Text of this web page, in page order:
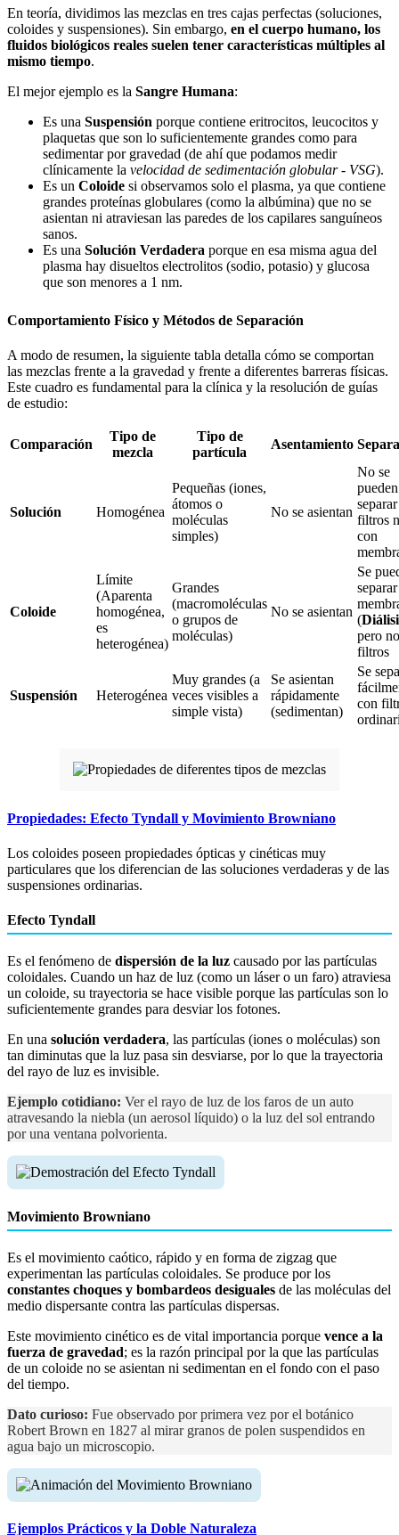
En teoría, dividimos las mezclas en tres cajas perfectas (soluciones,
coloides y suspensiones). Sin embargo, en el cuerpo humano, los
fluidos biológicos reales suelen tener características múltiples al
mismo tiempo.
El mejor ejemplo es la Sangre Humana:
Es una Suspensión porque contiene eritrocitos, leucocitos y
plaquetas que son lo suficientemente grandes como para
sedimentar por gravedad (de ahí que podamos medir
clínicamente la velocidad de sedimentación globular - VSG).
Es un Coloide si observamos solo el plasma, ya que contiene
grandes proteínas globulares (como la albúmina) que no se
asientan ni atraviesan las paredes de los capilares sanguíneos
sanos.
Es una Solución Verdadera porque en esa misma agua del
plasma hay disueltos electrolitos (sodio, potasio) y glucosa
que son menores a 1 nm.
Comportamiento Físico y Métodos de Separación
A modo de resumen, la siguiente tabla detalla cómo se comportan
las mezclas frente a la gravedad y frente a diferentes barreras físicas.
Este cuadro es fundamental para la clínica y la resolución de guías
de estudio:
Comparación
Tipo de
mezcla
Tipo de
partícula
Asentamiento
Solución Homogénea
Pequeñas (iones,
átomos o
moléculas
simples)
No se asientan
No se
pueden
filtros
con
Coloide
Límite
(Aparenta
homogénea,
es
heterogénea)
Grandes
(macromoléculas
o grupos de
moléculas)
No se asientan
Se
(
pero
filtros
Suspensión Heterogénea
Muy grandes (a
veces visibles a
simple vista)
Se asientan
rápidamente
(sedimentan)
Se
con
Propiedades: Efecto Tyndall y Movimiento Browniano
Los coloides poseen propiedades ópticas y cinéticas muy
particulares que los diferencian de las soluciones verdaderas y de las
suspensiones ordinarias.
Efecto Tyndall
Es el fenómeno de dispersión de la luz causado por las partículas
coloidales. Cuando un haz de luz (como un láser o un faro) atraviesa
un coloide, su trayectoria se hace visible porque las partículas son lo
suficientemente grandes para desviar los fotones.
En una solución verdadera, las partículas (iones o moléculas) son
tan diminutas que la luz pasa sin desviarse, por lo que la trayectoria
del rayo de luz es invisible.
Ejemplo cotidiano: Ver el rayo de luz de los faros de un auto
atravesando la niebla (un aerosol líquido) o la luz del sol entrando
por una ventana polvorienta.
Movimiento Browniano
Es el movimiento caótico, rápido y en forma de zigzag que
experimentan las partículas coloidales. Se produce por los
constantes choques y bombardeos desiguales de las moléculas del
medio dispersante contra las partículas dispersas.
Este movimiento cinético es de vital importancia porque vence a la
fuerza de gravedad; es la razón principal por la que las partículas
de un coloide no se asientan ni sedimentan en el fondo con el paso
del tiempo.
Dato curioso: Fue observado por primera vez por el botánico
Robert Brown en 1827 al mirar granos de polen suspendidos en
agua bajo un microscopio.
Ejemplos Prácticos y la Doble Naturaleza